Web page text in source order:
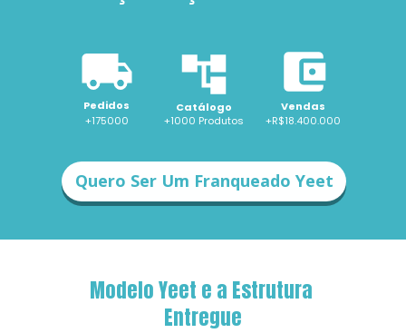
Pedidos Catálogo
Vendas
+175000
+R$18.400.000
+1000 Produtos
Quero Ser Um Franqueado Yeet
Modelo Yeet e a Estrutura
Entregue